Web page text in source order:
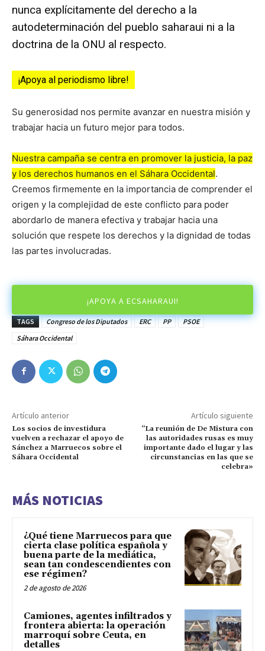
nunca explícitamente del derecho a la
autodeterminación del pueblo saharaui ni a la
doctrina de la ONU al respecto.
¡Apoya al periodismo libre!
Su generosidad nos permite avanzar en nuestra misión y
trabajar hacia un futuro mejor para todos.
Nuestra campaña se centra en promover la justicia, la paz
y los derechos humanos en el Sáhara Occidental.
Creemos firmemente en la importancia de comprender el
origen y la complejidad de este conflicto para poder
abordarlo de manera efectiva y trabajar hacia una
solución que respete los derechos y la dignidad de todas
las partes involucradas.
¡APOYA A ECSAHARAUI!
TAGS Congreso de los Diputados ERC PP
PSOE
Sáhara Occidental
Artículo anterior
Los socios de investidura
vuelven a rechazar el apoyo de
Sánchez a Marruecos sobre el
Sáhara Occidental
Artículo siguiente
“La reunión de De Mistura con
las autoridades rusas es muy
importante dado el lugar y las
circunstancias en las que se
celebra»
MÁS NOTICIAS
¿Qué tiene Marruecos para que
cierta clase política española y
buena parte de la mediática,
sean tan condescendientes con
ese régimen?
2 de agosto de 2026
Camiones, agentes infiltrados y
frontera abierta: la operación
marroquí sobre Ceuta, en
detalles